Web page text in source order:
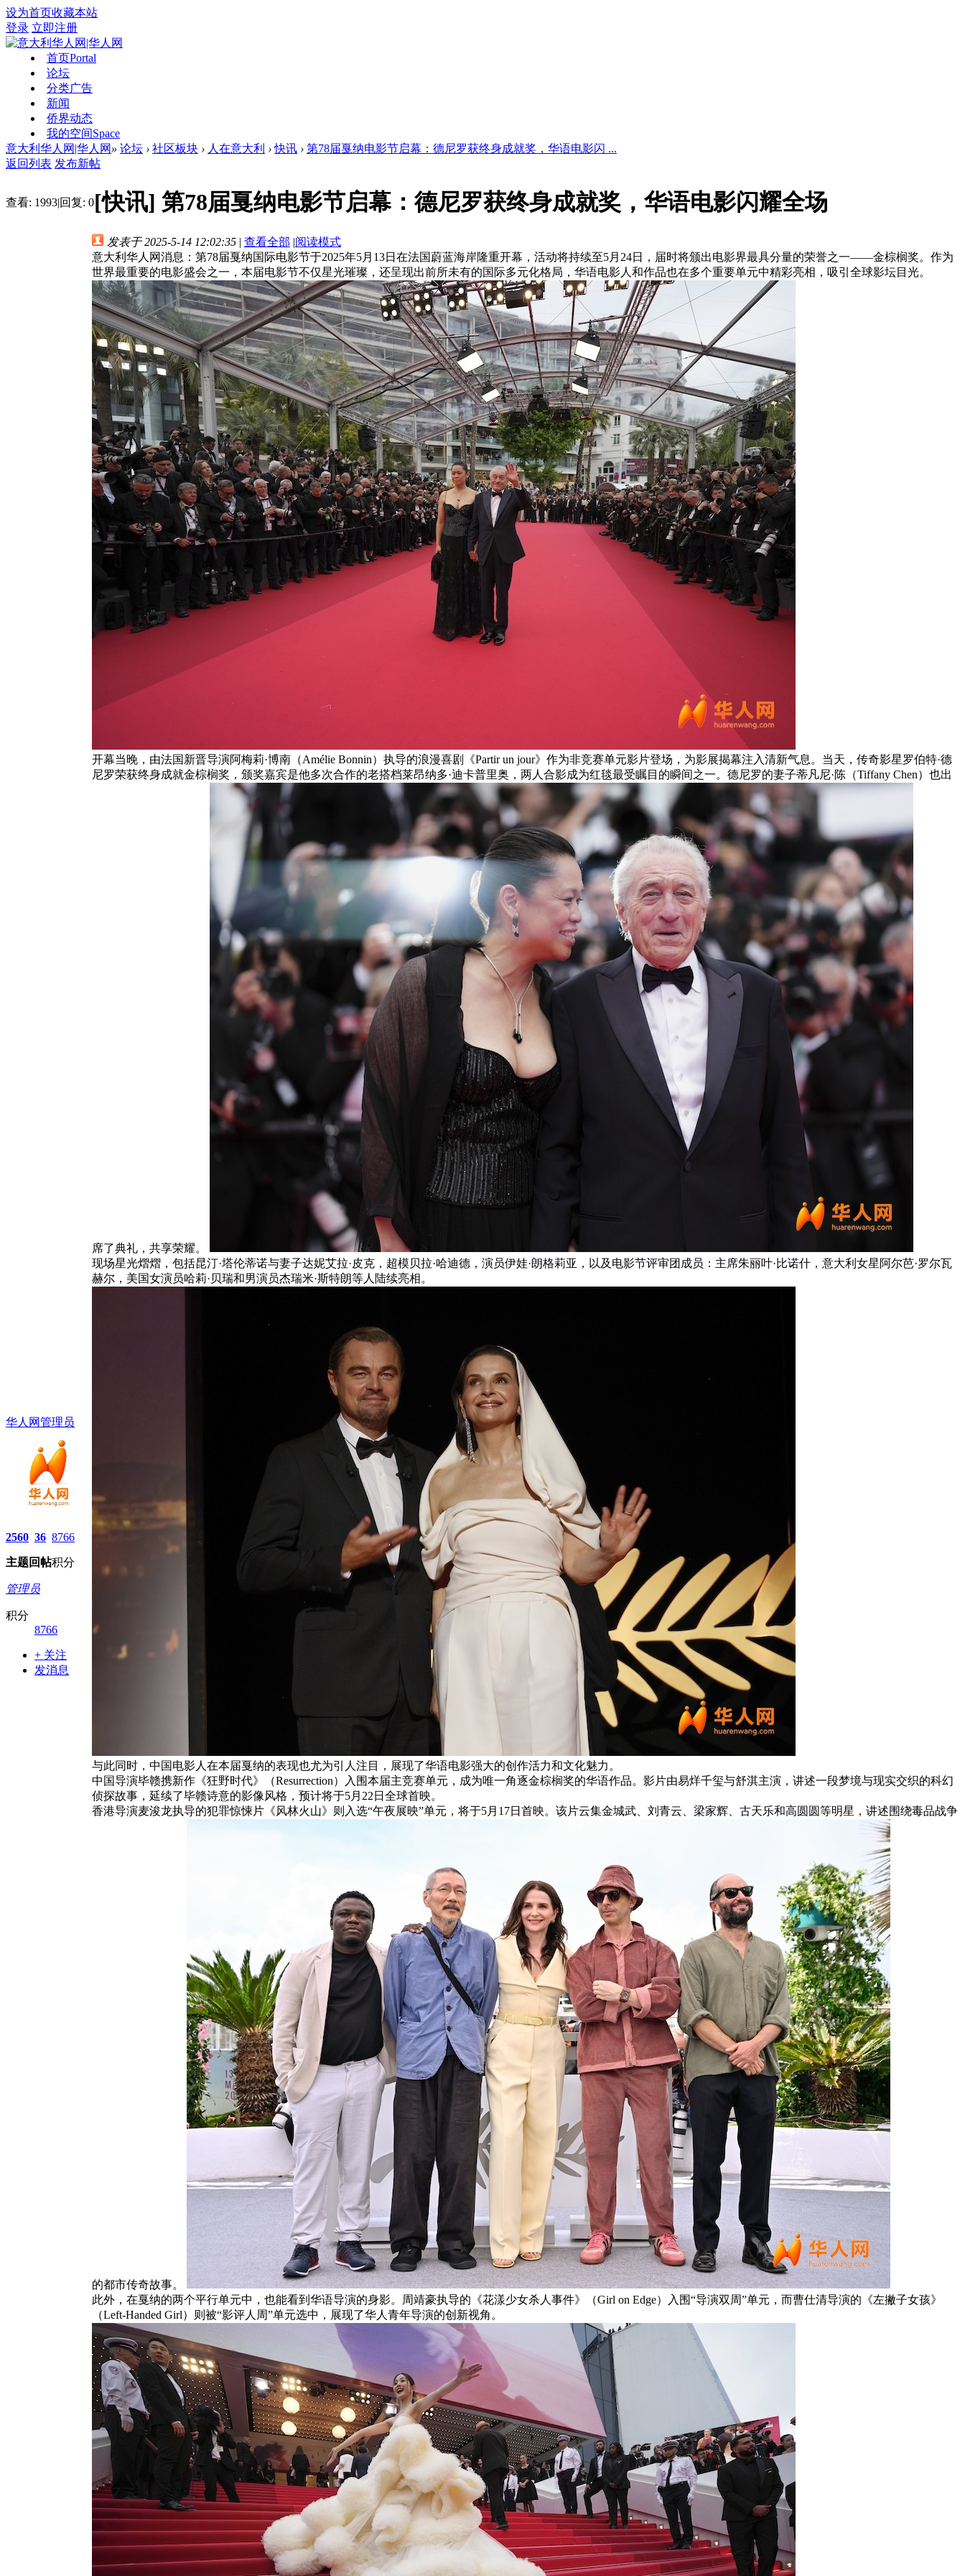
设为首页收藏本站
登录 立即注册
首页Portal
论坛
分类广告
新闻
侨界动态
我的空间Space
意大利华人网|华人网 » 论坛 › 社区板块 › 人在意大利 › 快讯 › 第78届戛纳电影节启幕：德尼罗获终身成就奖，华语电影闪 ...
返回列表 发布新帖
查看: 1993|回复: 0[快讯] 第78届戛纳电影节启幕：德尼罗获终身成就奖，华语电影闪耀全场
华人网管理员
2560
主题
36
回帖
8766
积分
管理员
积分
8766
+ 关注
发消息
发表于 2025-5-14 12:02:35 | 查看全部 |阅读模式
意大利华人网消息：第78届戛纳国际电影节于2025年5月13日在法国蔚蓝海岸隆重开幕，活动将持续至5月24日，届时将颁出电影界最具分量的荣誉之一——金棕榈奖。作为
世界最重要的电影盛会之一，本届电影节不仅星光璀璨，还呈现出前所未有的国际多元化格局，华语电影人和作品也在多个重要单元中精彩亮相，吸引全球影坛目光。
开幕当晚，由法国新晋导演阿梅莉·博南（Amélie Bonnin）执导的浪漫喜剧《Partir un jour》作为非竞赛单元影片登场，为影展揭幕注入清新气息。当天，传奇影星罗伯特·德
尼罗荣获终身成就金棕榈奖，颁奖嘉宾是他多次合作的老搭档莱昂纳多·迪卡普里奥，两人合影成为红毯最受瞩目的瞬间之一。德尼罗的妻子蒂凡尼·陈（Tiffany Chen）也出
席了典礼，共享荣耀。
现场星光熠熠，包括昆汀·塔伦蒂诺与妻子达妮艾拉·皮克，超模贝拉·哈迪德，演员伊娃·朗格莉亚，以及电影节评审团成员：主席朱丽叶·比诺什，意大利女星阿尔芭·罗尔瓦
赫尔，美国女演员哈莉·贝瑞和男演员杰瑞米·斯特朗等人陆续亮相。
与此同时，中国电影人在本届戛纳的表现也尤为引人注目，展现了华语电影强大的创作活力和文化魅力。
中国导演毕赣携新作《狂野时代》（Resurrection）入围本届主竞赛单元，成为唯一角逐金棕榈奖的华语作品。影片由易烊千玺与舒淇主演，讲述一段梦境与现实交织的科幻
侦探故事，延续了毕赣诗意的影像风格，预计将于5月22日全球首映。
香港导演麦浚龙执导的犯罪惊悚片《风林火山》则入选“午夜展映”单元，将于5月17日首映。该片云集金城武、刘青云、梁家辉、古天乐和高圆圆等明星，讲述围绕毒品战争
的都市传奇故事。
此外，在戛纳的两个平行单元中，也能看到华语导演的身影。周靖豪执导的《花漾少女杀人事件》（Girl on Edge）入围“导演双周”单元，而曹仕清导演的《左撇子女孩》
（Left-Handed Girl）则被“影评人周”单元选中，展现了华人青年导演的创新视角。